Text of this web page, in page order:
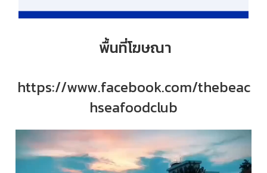
พื้นที่โฆษณา
https://www.facebook.com/thebeac
hseafoodclub